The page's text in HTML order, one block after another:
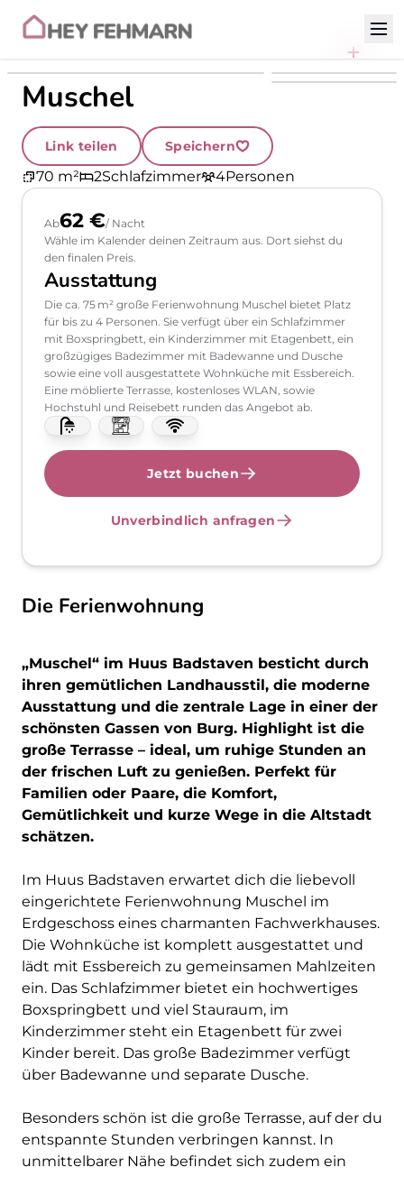
Zum Inhalt
Muschel
Link teilen Speichern
70 m² 2Schlafzimmer 4Personen
Die Ferienwohnung
„Muschel“ im Huus Badstaven besticht durch
ihren gemütlichen Landhausstil, die moderne
Ausstattung und die zentrale Lage in einer der
schönsten Gassen von Burg. Highlight ist die
große Terrasse – ideal, um ruhige Stunden an
der frischen Luft zu genießen. Perfekt für
Familien oder Paare, die Komfort,
Gemütlichkeit und kurze Wege in die Altstadt
schätzen.
Im Huus Badstaven erwartet dich die liebevoll
eingerichtete Ferienwohnung Muschel im
Erdgeschoss eines charmanten Fachwerkhauses.
Die Wohnküche ist komplett ausgestattet und
lädt mit Essbereich zu gemeinsamen Mahlzeiten
ein. Das Schlafzimmer bietet ein hochwertiges
Boxspringbett und viel Stauraum, im
Kinderzimmer steht ein Etagenbett für zwei
Kinder bereit. Das große Badezimmer verfügt
über Badewanne und separate Dusche.
Besonders schön ist die große Terrasse, auf der du
entspannte Stunden verbringen kannst. In
unmittelbarer Nähe befindet sich zudem ein
Ab62 €/ Nacht
Wähle im Kalender deinen Zeitraum aus. Dort siehst du
den finalen Preis.
Ausstattung
Die ca. 75 m² große Ferienwohnung Muschel bietet Platz
für bis zu 4 Personen. Sie verfügt über ein Schlafzimmer
mit Boxspringbett, ein Kinderzimmer mit Etagenbett, ein
großzügiges Badezimmer mit Badewanne und Dusche
sowie eine voll ausgestattete Wohnküche mit Essbereich.
Eine möblierte Terrasse, kostenloses WLAN, sowie
Hochstuhl und Reisebett runden das Angebot ab.
Jetzt buchen
Unverbindlich anfragen